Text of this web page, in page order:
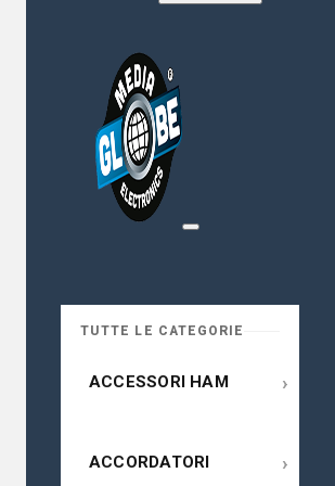
TUTTE LE CATEGORIE
ACCESSORI HAM ›
ACCORDATORI ›